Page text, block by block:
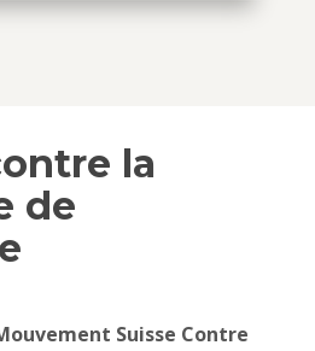
la
de
Suisse Contre